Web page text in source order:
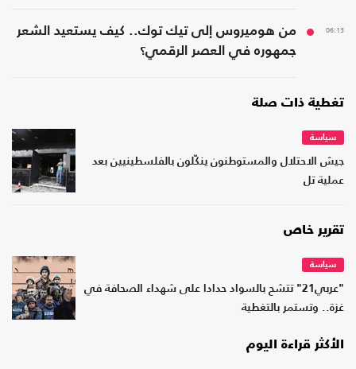
06:13
من هوميروس إلى تيك توك.. كيف يستعيد الشعر
جمهوره في العصر الرقمي؟
تغطية ذات صلة
سياسة
جيش الاحتلال والمستوطنون ينكّلون بالفلسطينيين بعد
عملية تل
تقرير خاص
سياسة
"عربي21" تتشح بالسواد حدادا على شهداء الصحافة في
غزة.. وتستمر بالتغطية
الأكثر قراءة اليوم